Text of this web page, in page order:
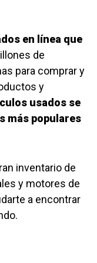
en línea que
de
para comprar y
y
usados ​​se
más populares
inventario de
y motores de
a encontrar